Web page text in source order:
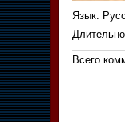
Язык:
Всего